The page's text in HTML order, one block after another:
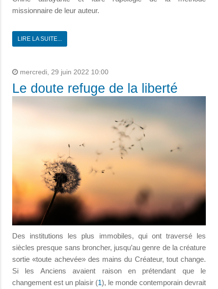
missionnaire de leur auteur.
LIRE LA SUITE...
mercredi, 29 juin 2022 10:00
Le doute refuge de la liberté
Des institutions les plus immobiles, qui ont traversé les
siècles presque sans broncher, jusqu’au genre de la créature
sortie «toute achevée» des mains du Créateur, tout change.
Si les Anciens avaient raison en prétendant que le
changement est un plaisir (1), le monde contemporain devrait